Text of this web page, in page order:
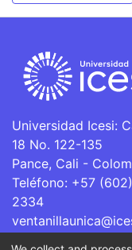
Universidad Icesi:
18 No. 122-135
Pance, Cali -
Teléfono: +57
2334